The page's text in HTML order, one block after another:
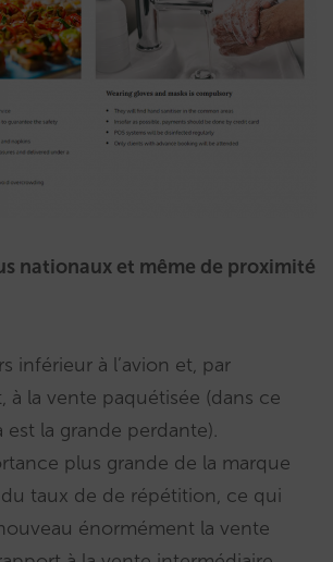
nationaux et même de proximité
inférieur à l’avion et, par
à la vente paquétisée (dans ce
est la grande perdante).
plus grande de la marque
taux de de répétition, ce qui
énormément la vente